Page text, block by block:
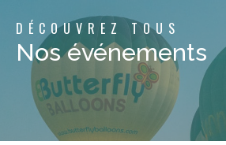
Culture & Loisirs
DÉCOUVREZ TOUS
Nos événements